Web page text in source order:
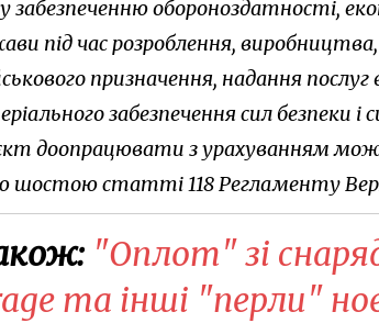
обороноздатності,
під час розроблення, виробництва,
призначення, надання
забезпечення сил безпеки і
доопрацювати з урахуванням
шостою статті 118 Регламенту
​"Оплот" зі
та інші "перли"